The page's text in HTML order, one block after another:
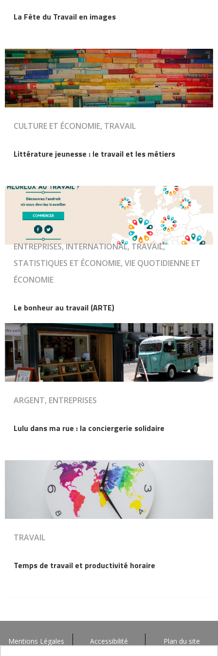
La Fête du Travail en images
CULTURE ET ÉCONOMIE, TRAVAIL
Littérature jeunesse : le travail et les métiers
ENTREPRISES, INTERNATIONAL, TRAVAIL,
STATISTIQUES ET ÉCONOMIE, VIE QUOTIDIENNE ET
ÉCONOMIE
Le bonheur au travail (ARTE)
ARGENT, ENTREPRISES
Lulu dans ma rue : la conciergerie solidaire
TRAVAIL
Temps de travail et productivité horaire
Mentions Légales Accessibilité Plan du site